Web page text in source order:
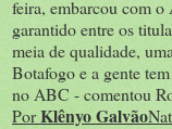
feira, embarcou com
garantido entre os
meia de qualidade,
Botafogo e a gente
no ABC - comentou
PorKlênyo Galvão